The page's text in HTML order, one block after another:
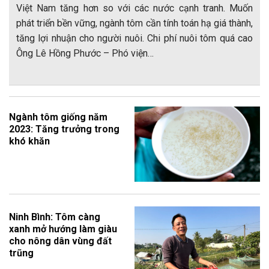
Việt Nam tăng hơn so với các nước cạnh tranh. Muốn
phát triển bền vững, ngành tôm cần tính toán hạ giá thành,
tăng lợi nhuận cho người nuôi. Chi phí nuôi tôm quá cao
Ông Lê Hồng Phước – Phó viện…
Ngành tôm giống năm
2023: Tăng trưởng trong
khó khăn
Ninh Bình: Tôm càng
xanh mở hướng làm giàu
cho nông dân vùng đất
trũng